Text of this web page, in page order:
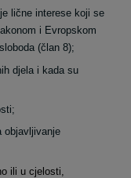
lične interese koji se
i Evropskom
(član 8);
djela i kada su
objavljivanje
ili u cjelosti,